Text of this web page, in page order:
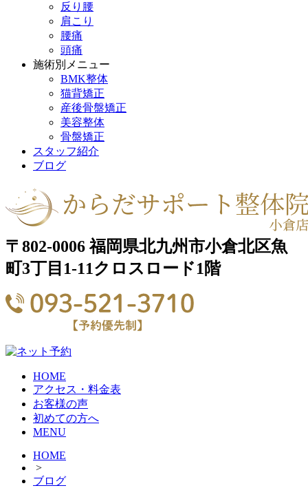
反り腰
肩こり
腰痛
頭痛
施術別メニュー
BMK整体
猫背矯正
産後骨盤矯正
美容整体
骨盤矯正
スタッフ紹介
ブログ
〒802-0006 福岡県北九州市小倉北区魚
町3丁目1-11クロスロード1階
HOME
アクセス・料金表
お客様の声
初めての方へ
MENU
HOME
>
ブログ